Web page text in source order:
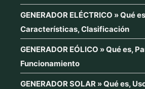
GENERADOR ELÉCTRICO » Qué
Características, Clasificación
GENERADOR EÓLICO » Qué es,
Funcionamiento
GENERADOR SOLAR » Qué es,